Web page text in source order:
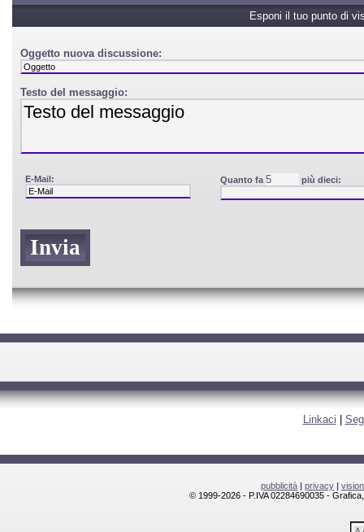
Esponi il tuo punto di
Oggetto nuova discussione:
Testo del messaggio:
E-Mail: Quanto fa più dieci:
Linkaci
pubblicità | privacy |
© 1999-2026 - P.IVA 02284690035 -